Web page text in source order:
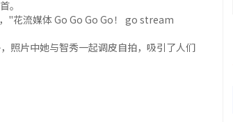
。
"花流媒体 Go Go Go Go！ go stream
照片中她与智秀一起调皮自拍，吸引了人们